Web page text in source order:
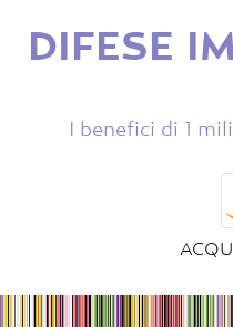
DIFESE
I benefici di 1